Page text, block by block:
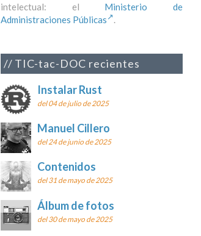
intelectual: el Ministerio de
Administraciones Públicas
.
TIC-tac-DOC recientes
Instalar Rust
del 04 de julio de 2025
Manuel Cillero
del 24 de junio de 2025
Contenidos
del 31 de mayo de 2025
Álbum de fotos
del 30 de mayo de 2025